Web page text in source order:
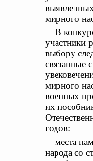
мирного
В
участники
выбору
связанные
мирного
военных
их
годов:
места
народа со